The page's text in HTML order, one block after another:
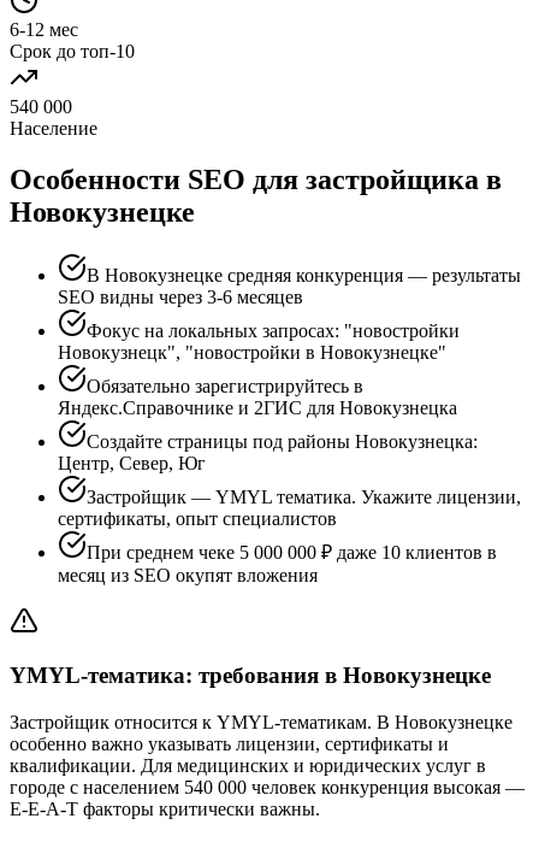
6-12 мес
Срок до топ-10
540 000
Население
Особенности SEO для застройщика в
Новокузнецке
В Новокузнецке средняя конкуренция — результаты
SEO видны через 3-6 месяцев
Фокус на локальных запросах: "новостройки
Новокузнецк", "новостройки в Новокузнецке"
Обязательно зарегистрируйтесь в
Яндекс.Справочнике и 2ГИС для Новокузнецка
Создайте страницы под районы Новокузнецка:
Центр, Север, Юг
Застройщик — YMYL тематика. Укажите лицензии,
сертификаты, опыт специалистов
При среднем чеке 5 000 000 ₽ даже 10 клиентов в
месяц из SEO окупят вложения
YMYL-тематика: требования в Новокузнецке
Застройщик относится к YMYL-тематикам. В Новокузнецке
особенно важно указывать лицензии, сертификаты и
квалификации. Для медицинских и юридических услуг в
городе с населением 540 000 человек конкуренция высокая —
E-E-A-T факторы критически важны.